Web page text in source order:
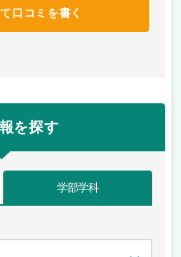
口コミを書く
を探す
学部学科